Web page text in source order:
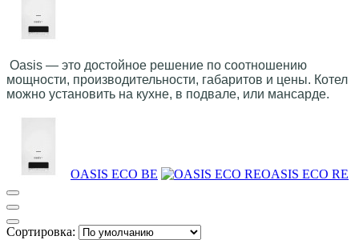
Oasis — это достойное решение по соотношению
мощности, производительности, габаритов и цены. Котел
можно установить на кухне, в подвале, или мансарде.
OASIS ECO BE OASIS ECO RE
Сортировка: